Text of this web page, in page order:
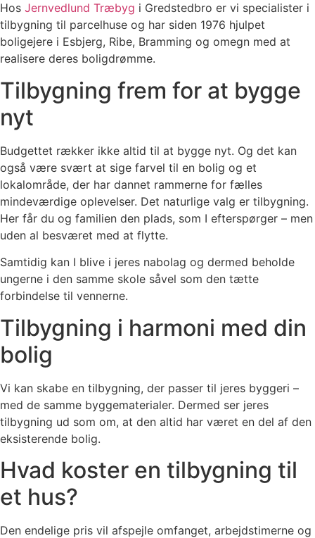
​Hos Jernvedlund Træbyg i Gredstedbro er vi specialister i
tilbygning til parcelhuse og har siden 1976 hjulpet
boligejere i Esbjerg, Ribe, Bramming og omegn med at
realisere deres boligdrømme.​
Tilbygning frem for at bygge
nyt
Budgettet rækker ikke altid til at bygge nyt. Og det kan
også være svært at sige farvel til en bolig og et
lokalområde, der har dannet rammerne for fælles
mindeværdige oplevelser. Det naturlige valg er tilbygning.
Her får du og familien den plads, som I efterspørger – men
uden al besværet med at flytte.
Samtidig kan I blive i jeres nabolag og dermed beholde
ungerne i den samme skole såvel som den tætte
forbindelse til vennerne.
Tilbygning i harmoni med din
bolig
​Vi kan skabe en tilbygning, der passer til jeres byggeri –
med de samme byggematerialer. Dermed ser jeres
tilbygning ud som om, at den altid har været en del af den
eksisterende bolig.
​Hvad koster en tilbygning til
et hus?
Den endelige pris vil afspejle omfanget, arbejdstimerne og